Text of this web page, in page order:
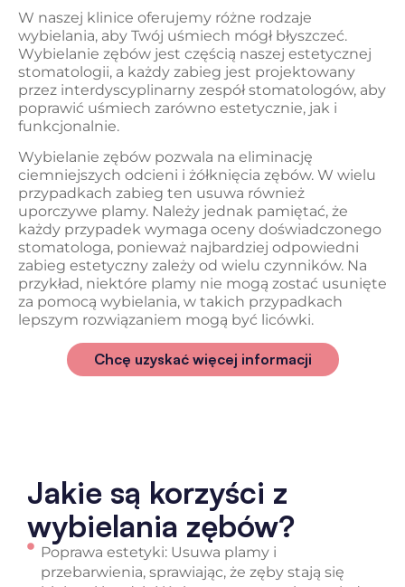
W naszej klinice oferujemy różne rodzaje
wybielania, aby Twój uśmiech mógł błyszczeć.
Wybielanie zębów jest częścią naszej estetycznej
stomatologii, a każdy zabieg jest projektowany
przez interdyscyplinarny zespół stomatologów, aby
poprawić uśmiech zarówno estetycznie, jak i
funkcjonalnie.
Wybielanie zębów pozwala na eliminację
ciemniejszych odcieni i żółknięcia zębów. W wielu
przypadkach zabieg ten usuwa również
uporczywe plamy. Należy jednak pamiętać, że
każdy przypadek wymaga oceny doświadczonego
stomatologa, ponieważ najbardziej odpowiedni
zabieg estetyczny zależy od wielu czynników. Na
przykład, niektóre plamy nie mogą zostać usunięte
za pomocą wybielania, w takich przypadkach
lepszym rozwiązaniem mogą być licówki.
Chcę uzyskać więcej informacji
Jakie są korzyści z
wybielania zębów?
Poprawa estetyki: Usuwa plamy i
przebarwienia, sprawiając, że zęby stają się